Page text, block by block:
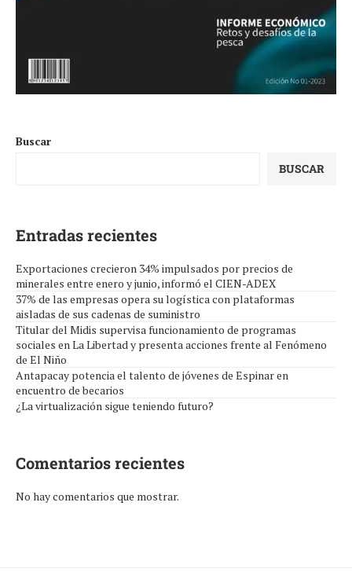
Buscar
BUSCAR
Entradas recientes
Exportaciones crecieron 34% impulsados por precios de
minerales entre enero y junio, informó el CIEN-ADEX
37% de las empresas opera su logística con plataformas
aisladas de sus cadenas de suministro
Titular del Midis supervisa funcionamiento de programas
sociales en La Libertad y presenta acciones frente al Fenómeno
de El Niño
Antapacay potencia el talento de jóvenes de Espinar en
encuentro de becarios
¿La virtualización sigue teniendo futuro?
Comentarios recientes
No hay comentarios que mostrar.